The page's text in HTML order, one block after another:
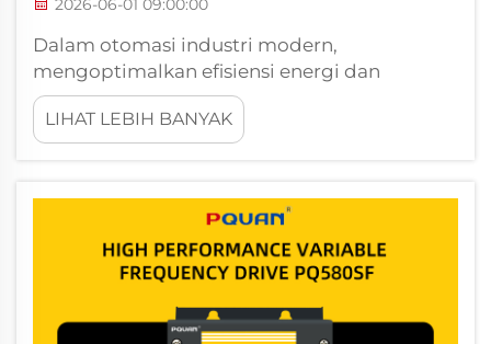
2026-06-01 09:00:00
Dalam otomasi industri modern,
mengoptimalkan efisiensi energi dan
mempertahankan pengendalian presisi
terhadap kecepatan motor merupakan
faktor kritis bagi keberhasilan operasional. AC
juga umum dikenal sebagai Variable
Frequency Drive (VFD), pl...
LIHAT LEBIH BANYAK